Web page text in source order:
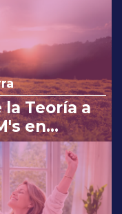
la Teoría a
en